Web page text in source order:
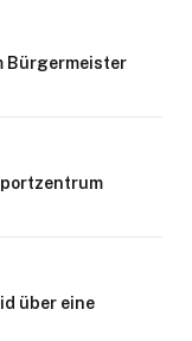
Bürgermeister
über eine